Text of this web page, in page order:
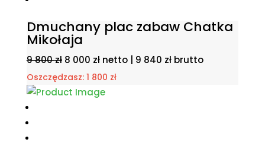
Dmuchany plac zabaw Chatka
Mikołaja
9 800zł Pierwotna
cena
wynosiła:
8 000 złAktualna
cena
wynosi:
netto | 9 840 złbrutto
Oszczędzasz: 1 800 zł